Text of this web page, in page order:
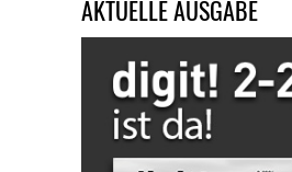
AKTUELLE AUSGABE